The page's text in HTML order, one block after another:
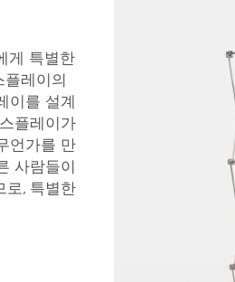
게 특별한
레이의
이를 설계
플레이가
언가를 만
사람들이
로, 특별한